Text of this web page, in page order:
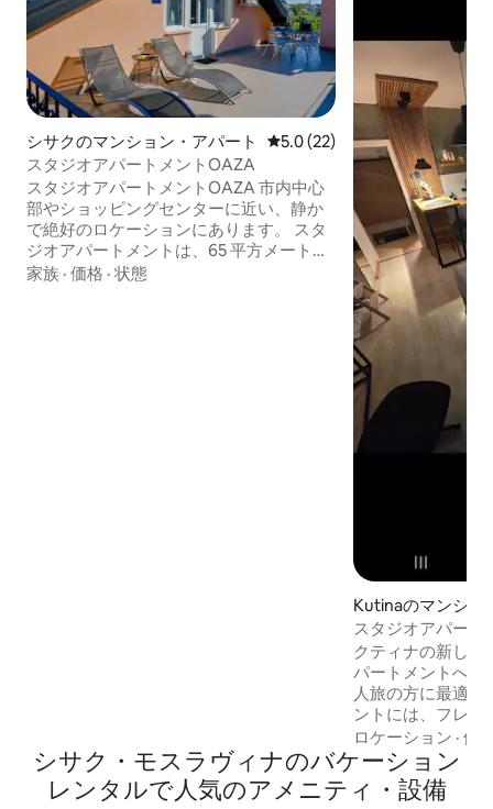
シサクのマンション・アパート レビュー22件、5つ星中5.0つ
5.0 (22)
スタジオアパートメントOAZA
スタジオアパートメントOAZA 市内中心
部やショッピングセンターに近い、静か
で絶好のロケーションにあります。 スタ
ジオアパートメントは、65 平方メートル
のクローズドスペースと 33 平方メートル
家族 · 価格 · 状態
Kutinaのマンショ
スタジオアパート
クティナの新しく
パートメントへよ
人旅の方に最適な
ントには、フレン
ャワー、小さな
ンがあり、快適な
ートは市内中心
ます。 ハウスルール： 禁煙です。 小さく
ロケーション ·価
シサク・モスラヴィナのバケーション
レンタルで人気のアメニティ・設備